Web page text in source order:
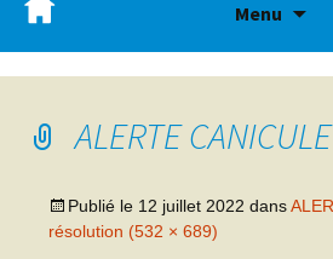
Menu
ALERTE CANICULE
Publié le 12 juillet 2022 dans
résolution (532 × 689)